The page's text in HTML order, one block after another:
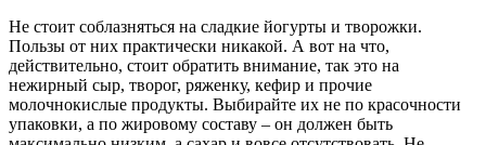
Не стоит соблазняться на сладкие йогурты и творожки.
Пользы от них практически никакой. А вот на что,
действительно, стоит обратить внимание, так это на
нежирный сыр, творог, ряженку, кефир и прочие
молочнокислые продукты. Выбирайте их не по красочности
упаковки, а по жировому составу – он должен быть